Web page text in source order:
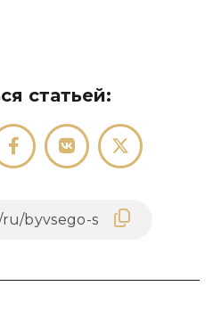
статьей: